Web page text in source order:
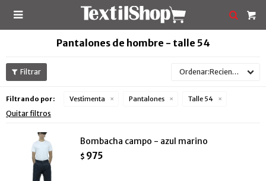

Pantalones de hombre - talle 54
Recientes
Filtrando por: Vestimenta Pantalones Talle 54
Quitar filtros
Bombacha campo - azul marino
$ 975